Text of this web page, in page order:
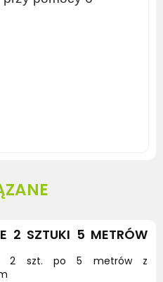
2 SZTUKI 5 METRÓW
2 szt. po 5 metrów z